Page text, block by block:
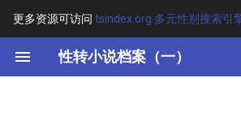
更多资源可访问 tsindex.org 多元性别搜索引
性转小说档案（一）
键